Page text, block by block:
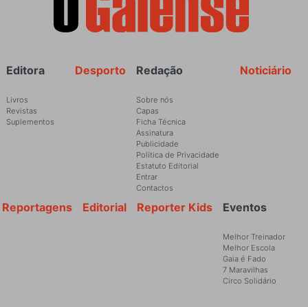
Rodapé Noticiário
Redação
Sobre nós
Capas
Ficha Técnica
Assinatura
Publicidade
Política de Privacidade
Estatuto Editorial
Entrar
Contactos
Desporto
Editora
Livros
Revistas
Suplementos
Eventos
Melhor Treinador
Melhor Escola
Gaia é Fado
7 Maravilhas
Circo Solidário
Reporter Kids
Editorial
Reportagens